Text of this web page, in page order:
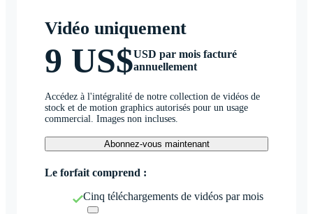
Vidéo uniquement
9 US$USD par mois facturé
annuellement
Accédez à l'intégralité de notre collection de vidéos de
stock et de motion graphics autorisés pour un usage
commercial. Images non incluses.
Abonnez-vous maintenant
Le forfait comprend :
Cinq téléchargements de vidéos par mois